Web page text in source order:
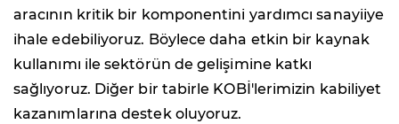
aracının kritik bir komponentini yardımcı sanayiiye
ihale edebiliyoruz. Böylece daha etkin bir kaynak
kullanımı ile sektörün de gelişimine katkı
sağlıyoruz. Diğer bir tabirle KOBİ'lerimizin kabiliyet
kazanımlarına destek oluyoruz.